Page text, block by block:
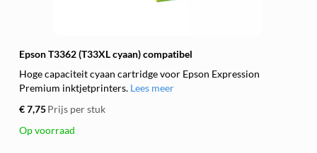
Epson T3362 (T33XL cyaan) compatibel
Hoge capaciteit cyaan cartridge voor Epson Expression
Premium inktjetprinters. Lees meer
€ 7,75Prijs per stuk
Op voorraad